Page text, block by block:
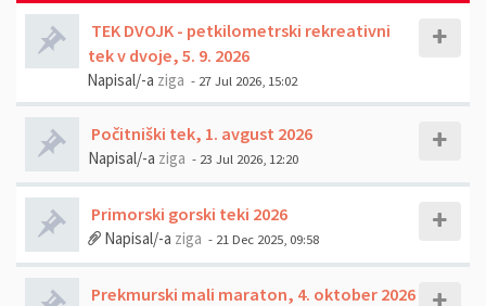
TEK DVOJK - petkilometrski rekreativni
tek v dvoje, 5. 9. 2026
Napisal/-a ziga - 27 Jul 2026, 15:02
Počitniški tek, 1. avgust 2026
Napisal/-a ziga - 23 Jul 2026, 12:20
Primorski gorski teki 2026
Napisal/-a ziga - 21 Dec 2025, 09:58
Prekmurski mali maraton, 4. oktober 2026